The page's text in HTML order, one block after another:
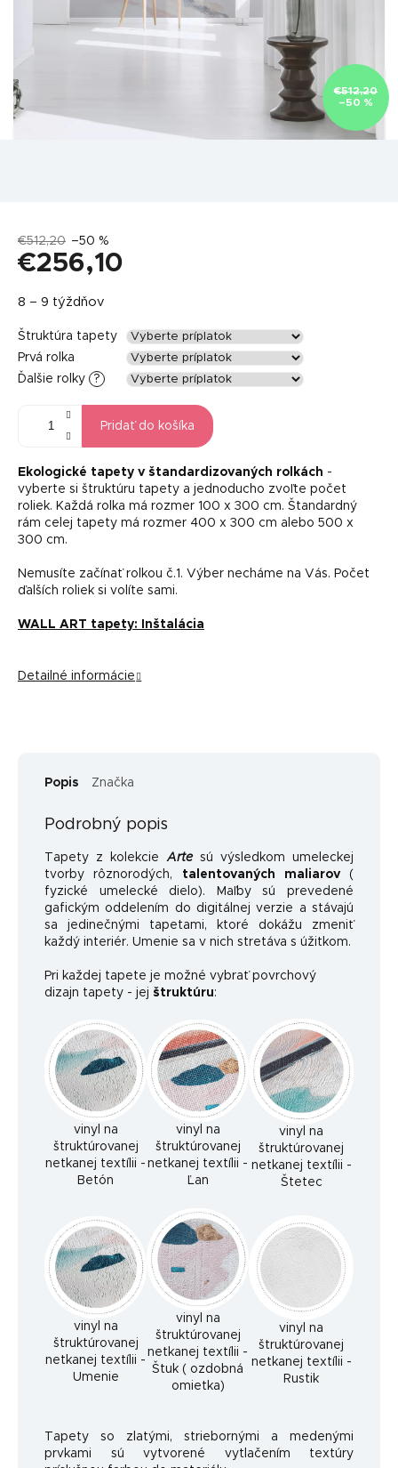
€512,20
–50 %
€512,20 –50 %
€256,10
cena:
8 – 9 týždňov
Štruktúra tapety
Prvá rolka
Ďalšie rolky
?
Pridať do košíka
Ekologické tapety v štandardizovaných rolkách -
vyberte si štruktúru tapety a jednoducho zvoľte počet
roliek. Každá rolka má rozmer 100 x 300 cm. Štandardný
rám celej tapety má rozmer 400 x 300 cm alebo 500 x
300 cm.
Nemusíte začínať rolkou č.1. Výber necháme na Vás. Počet
ďalších roliek si volíte sami.
WALL ART tapety: Inštalácia
Detailné informácie
Popis Značka
Podrobný popis
Tapety z kolekcieArtesú výsledkom umeleckej
tvorby rôznorodých,
talentovaných maliarov(
fyzické umelecké dielo). Maľby sú prevedené
gafickým oddelením do digitálnej verzie a stávajú
sa jedinečnými tapetami, ktoré dokážu zmeniť
každý interiér. Umenie sa v nich stretáva s úžitkom.
Pri každej tapete je možné vybrať povrchový
dizajn tapety - jej štruktúru:
vinyl na
štruktúrovanej
netkanej textílii -
Betón
vinyl na
štruktúrovanej
netkanej textílii -
Ľan
vinyl na
štruktúrovanej
netkanej textílii -
Štetec
vinyl na
štruktúrovanej
netkanej textílii -
Umenie
vinyl na
štruktúrovanej
netkanej textílii -
Štuk ( ozdobná
omietka)
vinyl na
štruktúrovanej
netkanej textílii -
Rustik
Tapety so zlatými, striebornými a medenými
prvkami sú vytvorené vytlačením textúry